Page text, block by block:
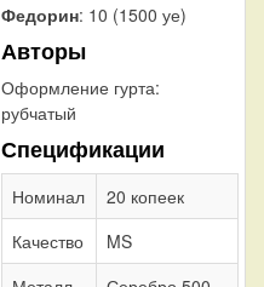
Федорин: 10 (1500 уе)
Авторы
Оформление гурта:
рубчатый
Спецификации
Номинал
20 копеек
Качество
MS